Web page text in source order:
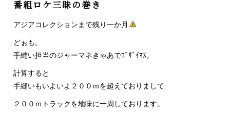
番組ロケ三昧の巻き
アジアコレクションまで残り一か月
どぉも。
手縫い担当のジャーマネきゃあでｺﾞｻﾞｲﾏｽ。
計算すると
手縫いもいよいよ２００ｍを超えておりまして
２００ｍトラックを地味に一周しております。